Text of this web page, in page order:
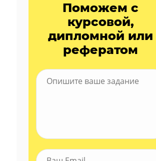
Поможем с
курсовой,
дипломной или
рефератом